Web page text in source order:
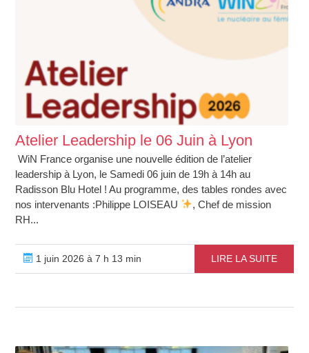
Atelier Leadership le 06 Juin à Lyon
WiN France organise une nouvelle édition de l’atelier
leadership à Lyon, le Samedi 06 juin de 19h à 14h au
Radisson Blu Hotel ! Au programme, des tables rondes avec
nos intervenants :Philippe LOISEAU
, Chef de mission
RH...
1 juin 2026 à 7 h 13 min LIRE LA SUITE